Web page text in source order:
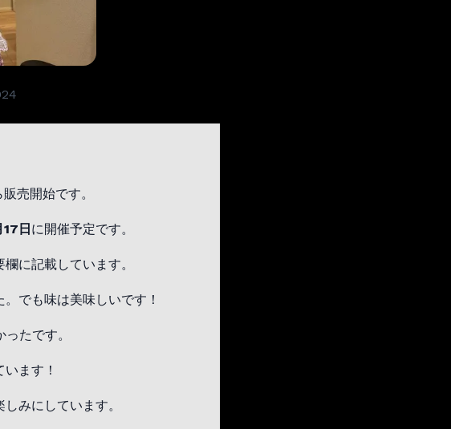
売開始です。
17日に開催予定です。
に記載しています。
でも味は美味しいです！
たです。
ます！
みにしています。